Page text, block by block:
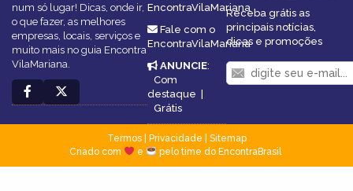
num só lugar! Dicas, onde ir,
o que fazer, as melhores
empresas, locais, serviços e
muito mais no guia Encontra
VilaMariana.
EncontraVilaMariana
Fale com o
EncontraVilaMariana
ANUNCIE:
Com
destaque |
Grátis
Receba grátis as
principais notícias,
dicas e promoções
Termos| Privacidade
Sitemap
Criado com
e pelo time do EncontraBrasil